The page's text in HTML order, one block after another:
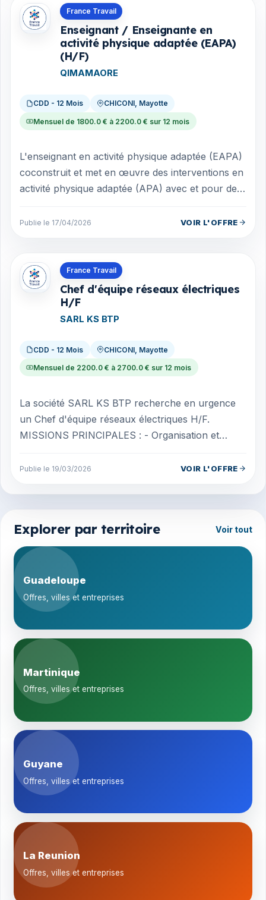
France Travail
Enseignant / Enseignante en
activité physique adaptée (EAPA)
(H/F)
QIMAMAORE
CDD - 12 Mois CHICONI, Mayotte
Mensuel de 1800.0 € à 2200.0 € sur 12 mois
L'enseignant en activité physique adaptée (EAPA)
coconstruit et met en œuvre des interventions en
activité physique adaptée (APA) avec et pour des
Publie le 17/04/2026 VOIR L'OFFRE
Offres en Mayotte
France Travail
Chef d'équipe réseaux électriques
H/F
SARL KS BTP
CDD - 12 Mois CHICONI, Mayotte
Mensuel de 2200.0 € à 2700.0 € sur 12 mois
La société SARL KS BTP recherche en urgence
un Chef d'équipe réseaux électriques H/F.
MISSIONS PRINCIPALES : - Organisation et
Publie le 19/03/2026 VOIR L'OFFRE
Offres en Mayotte
Explorer par territoire Voir tout
Guadeloupe
Offres, villes et entreprises
Martinique
Offres, villes et entreprises
Guyane
Offres, villes et entreprises
La Reunion
Offres, villes et entreprises